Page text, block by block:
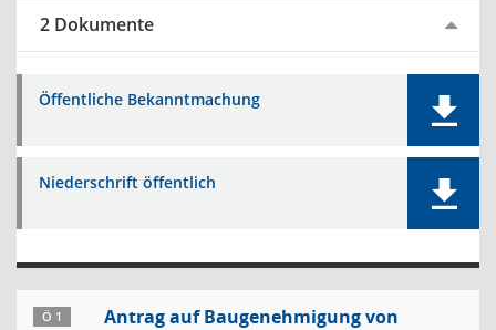
2 Dokumente
Öffentliche Bekanntmachung
Niederschrift öffentlich
Ö 1
Antrag auf Baugenehmigung von